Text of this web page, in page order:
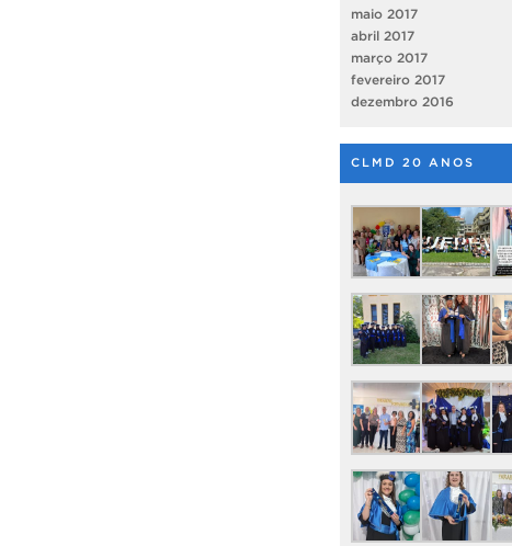
maio 2017
abril 2017
março 2017
fevereiro 2017
dezembro 2016
CLMD 20 ANOS